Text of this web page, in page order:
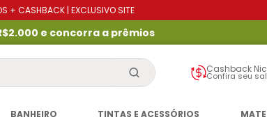
+ CASHBACK | EXCLUSIVO SITE
e concorra a prêmios
Cashback
Confira seu
BANHEIRO TINTAS E ACESSÓRIOS